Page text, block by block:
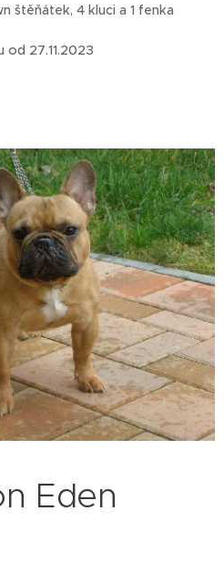
štěňátek, 4 kluci a 1 fenka
od 27.11.2023
Eden